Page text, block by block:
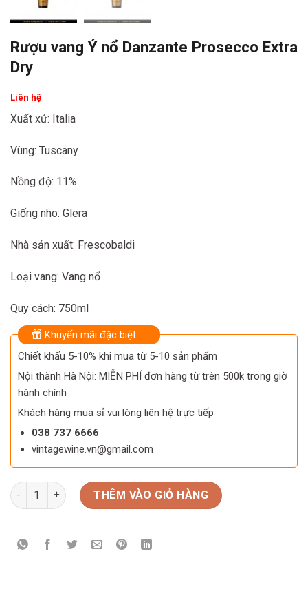
Rượu vang Ý nổ Danzante Prosecco Extra
Dry
Liên hệ
Xuất xứ: Italia
Vùng: Tuscany
Nồng độ: 11%
Giống nho: Glera
Nhà sản xuất: Frescobaldi
Loại vang: Vang nổ
Quy cách: 750ml
Khuyến mãi đặc biệt
Chiết khấu 5-10% khi mua từ 5-10 sản phẩm
Nội thành Hà Nội: MIỄN PHÍ đơn hàng từ trên 500k trong giờ
hành chính
Khách hàng mua sỉ vui lòng liên hệ trực tiếp
038 737 6666
vintagewine.vn@gmail.com
Rượu vang Ý nổ Danzante Prosecco Extra Dry số lượng
THÊM VÀO GIỎ HÀNG